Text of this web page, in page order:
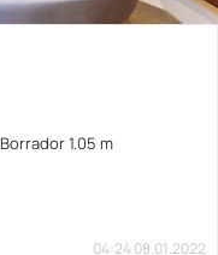
Borrador 1.05 m
04:24 08.01.2022